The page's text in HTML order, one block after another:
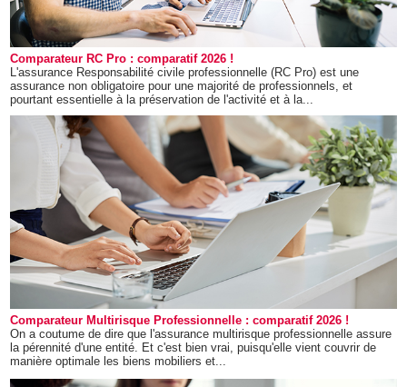
Comparateur RC Pro : comparatif 2026 !
L'assurance Responsabilité civile professionnelle (RC Pro) est une
assurance non obligatoire pour une majorité de professionnels, et
pourtant essentielle à la préservation de l'activité et à la...
Comparateur Multirisque Professionnelle : comparatif 2026 !
On a coutume de dire que l'assurance multirisque professionnelle assure
la pérennité d'une entité. Et c'est bien vrai, puisqu'elle vient couvrir de
manière optimale les biens mobiliers et...